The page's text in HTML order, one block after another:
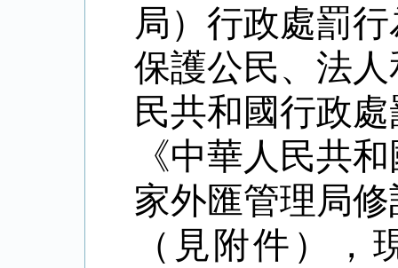
局）行政處罰
保護公民、法
民共和國行政
《中華人民共
家外匯管理局
（見附件），